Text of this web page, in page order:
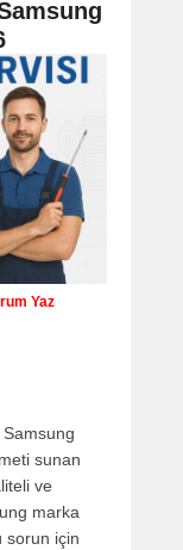
Yaz
sunan
ve
marka
sorun için